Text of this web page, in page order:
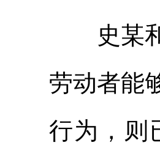
史某和
劳动者能
行为，则